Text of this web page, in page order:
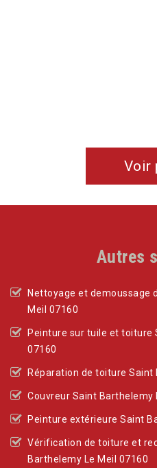
Voir
Autres
Nettoyage et demoussage
Meil 07160
Peinture sur tuile et toiture
07160
Réparation de toiture Saint
Couvreur Saint Barthelemy
Peinture extérieure Saint
Vérification de toiture et
Barthelemy Le Meil 07160